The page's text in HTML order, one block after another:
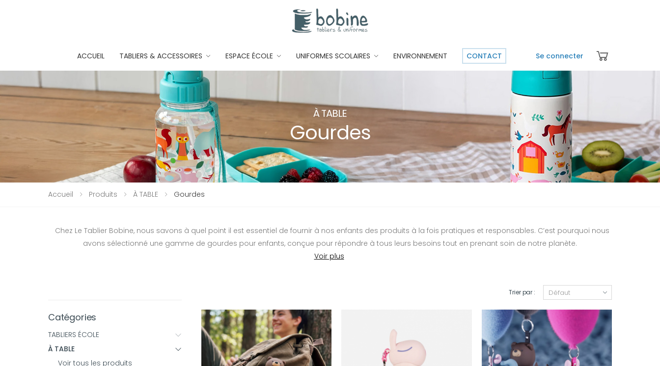
ACCUEIL TABLIERS & ACCESSOIRES ESPACE ÉCOLE UNIFORMES SCOLAIRES ENVIRONNEMENT CONTACT Se connecter
À TABLE
Gourdes
Accueil Produits À TABLE Gourdes
Chez Le Tablier Bobine, nous savons à quel point il est essentiel de fournir à nos enfants des produits à la fois pratiques et responsables. C’est pourquoi nous
avons sélectionné une gamme de gourdes pour enfants, conçue pour répondre à tous leurs besoins tout en prenant soin de notre planète.
Catégories
TABLIERS ÉCOLE
À TABLE
Voir tous les produits
Trier par :